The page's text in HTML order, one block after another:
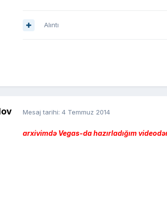
Alıntı
Mesaj tarihi: 4 Temmuz 2014
arxivimdə Vegas-da hazırladığım